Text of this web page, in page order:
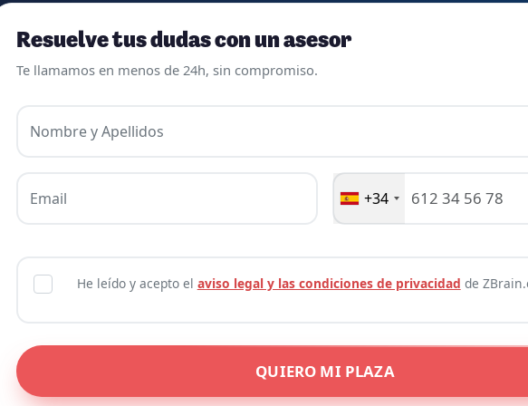
a ayudarme
preguntas del
Vanesa y
Resuelve tus dudas con un asesor
Te llamamos en menos de 24h, sin compromiso.
Nombre y Apellidos
Email +34
He leído y acepto el aviso legal y las condiciones de privacidad de
QUIERO MI PLAZA